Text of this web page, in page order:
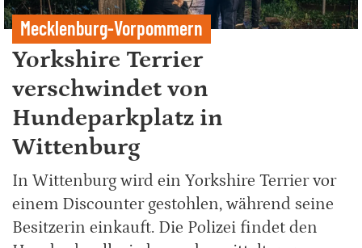
Mecklenburg-Vorpommern
Yorkshire Terrier
verschwindet von
Hundeparkplatz in
Wittenburg
In Wittenburg wird ein Yorkshire Terrier vor
einem Discounter gestohlen, während seine
Besitzerin einkauft. Die Polizei findet den